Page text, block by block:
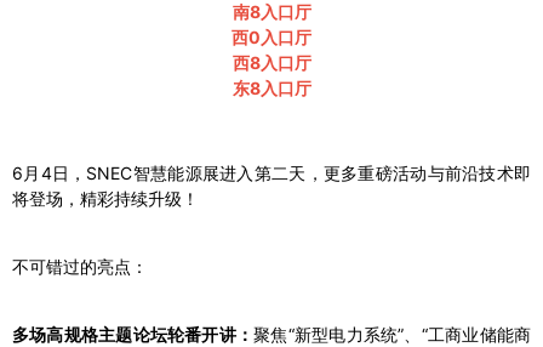
南8入口厅
西0入口厅
西8入口厅
东8入口厅
6月4日，SNEC智慧能源展进入第二天，更多重磅活动与前沿技术即
将登场，精彩持续升级！
不可错过的亮点：
多场高规格主题论坛轮番开讲：聚焦“新型电力系统”、“工商业储能商